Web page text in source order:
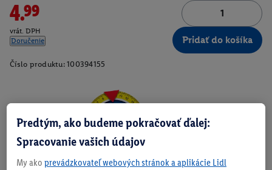
4.99
vrát. DPH
Doručenie
Pridať do košíka
Číslo produktu: 100394155
Zistite svoju veľkosť
Predtým, ako budeme pokračovať ďalej:
Spracovanie vašich údajov
My ako prevádzkovateľ webových stránok a aplikácie Lidl